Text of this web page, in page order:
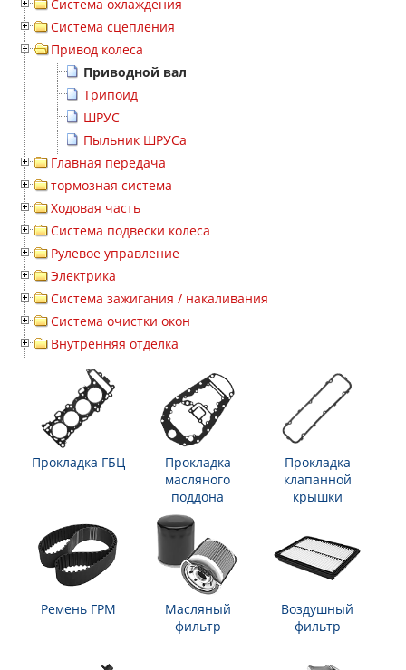
Система охлаждения
Система сцепления
Привод колеса
Приводной вал
Трипоид
ШРУС
Пыльник ШРУСа
Главная передача
тормозная система
Ходовая часть
Система подвески колеса
Рулевое управление
Электрика
Система зажигания / накаливания
Система очистки окон
Внутренняя отделка
Прокладка ГБЦ
Прокладка
масляного
поддона
Прокладка
клапанной
крышки
Ремень ГРМ
Масляный
фильтр
Воздушный
фильтр